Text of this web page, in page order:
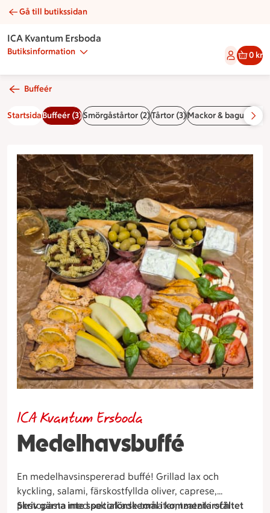
Medelhavsbuffé | Catering ICA Kvantum Ersboda
Gå till butikssidan
ICA Kvantum Ersboda
Butiksinformation 0 kr
Buffeér
StartsidaBuffeér (3)Smörgåstårtor (2)Tårtor (3)Mackor & baguetter
Medelhavsbuffé
ICA Kvantum Ersboda
En medelhavsinspererad buffé! Grillad lax och
kyckling, salami, färskostfyllda oliver, caprese,
pestopasta med soltorkade tomater, tzatziki och
Skriv gärna inte specialönskemål i kommentarsfältet